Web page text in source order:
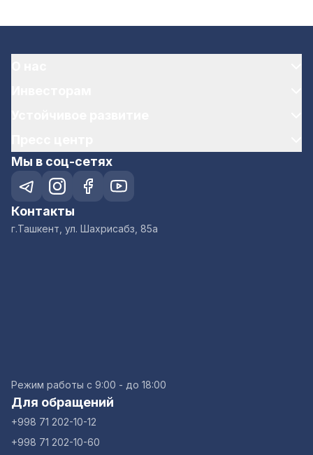
Мы в соц-сетях
Контакты
г.Ташкент, ул. Шахрисабз, 85а
Режим работы с 9:00 - до 18:00
Для обращений
+998 71 202-10-12
+998 71 202-10-60